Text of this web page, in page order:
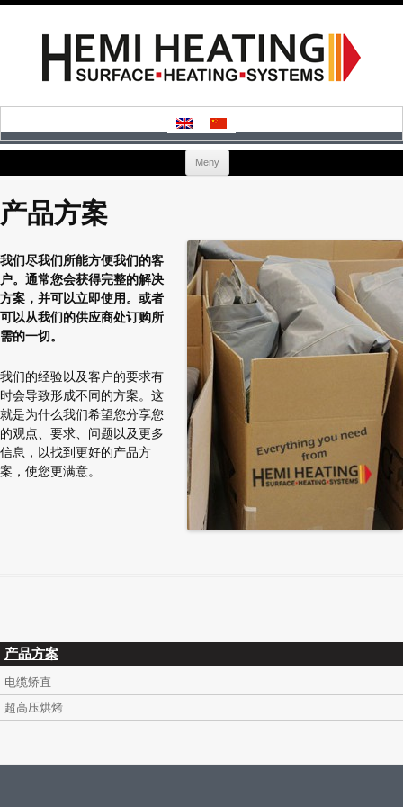
Meny
Hoppa
产品方案
我们尽我们所能方便我们的客
户。通常您会获得完整的解决
方案，并可以立即使用。或者
可以从我们的供应商处订购所
需的一切。
我们的经验以及客户的要求有
时会导致形成不同的方案。这
就是为什么我们希望您分享您
的观点、要求、问题以及更多
信息，以找到更好的产品方
案，使您更满意。
产品方案
电缆矫直
超高压烘烤